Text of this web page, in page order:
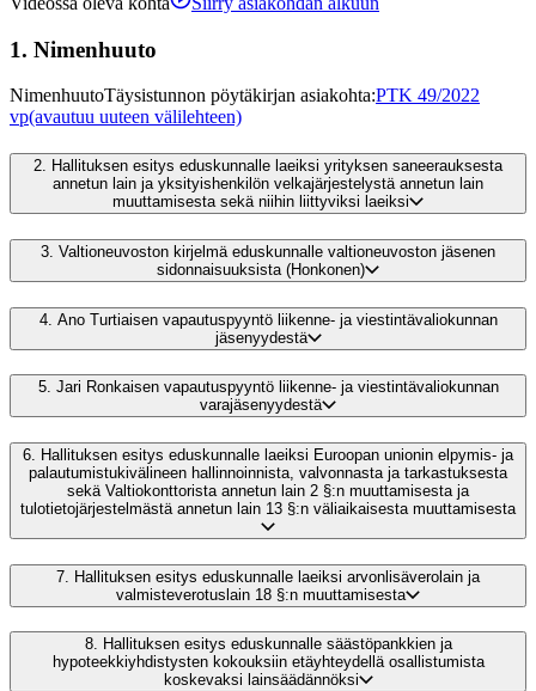
1. Nimenhuuto
NimenhuutoTäysistunnon pöytäkirjan asiakohta:PTK 49/2022
vp(avautuu uuteen välilehteen)
2. Hallituksen esitys eduskunnalle laeiksi yrityksen saneerauksesta
annetun lain ja yksityishenkilön velkajärjestelystä annetun lain
muuttamisesta sekä niihin liittyviksi laeiksi
3. Valtioneuvoston kirjelmä eduskunnalle valtioneuvoston jäsenen
sidonnaisuuksista (Honkonen)
4. Ano Turtiaisen vapautuspyyntö liikenne- ja viestintävaliokunnan
jäsenyydestä
5. Jari Ronkaisen vapautuspyyntö liikenne- ja viestintävaliokunnan
varajäsenyydestä
6. Hallituksen esitys eduskunnalle laeiksi Euroopan unionin elpymis- ja
palautumistukivälineen hallinnoinnista, valvonnasta ja tarkastuksesta
sekä Valtiokonttorista annetun lain 2 §:n muuttamisesta ja
tulotietojärjestelmästä annetun lain 13 §:n väliaikaisesta muuttamisesta
7.
Hallituksen esitys eduskunnalle laeiksi arvonlisäverolain ja
valmisteverotuslain 18 §:n muuttamisesta
8. Hallituksen esitys eduskunnalle säästöpankkien ja
hypoteekkiyhdistysten kokouksiin etäyhteydellä osallistumista
koskevaksi lainsäädännöksi